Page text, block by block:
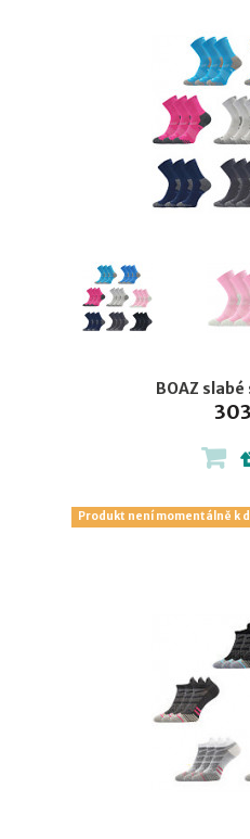
BOAZ
Produkt není momentálně k